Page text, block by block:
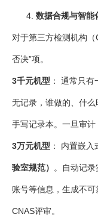
数据合规与智能
对于第三方检测机构
否决”项。
3千元机型 ： 通常只
无记录，谁做的、什
手写记录本。一旦审计
3万元机型 ： 内置嵌
验室规范） 。自动记
账号等信息，生成不
CNAS评审。